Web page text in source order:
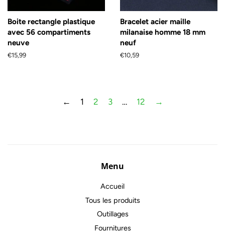
Boite rectangle plastique
avec 56 compartiments
neuve
Prix
€15,99
Bracelet acier maille
milanaise homme 18 mm
neuf
Prix
€10,59
← 1 2 3 … 12 →
Menu
Accueil
Tous les produits
Outillages
Fournitures